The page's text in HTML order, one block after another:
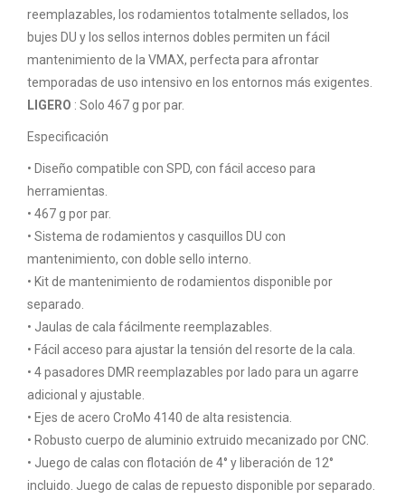
reemplazables, los rodamientos totalmente sellados, los
bujes DU y los sellos internos dobles permiten un fácil
mantenimiento de la VMAX, perfecta para afrontar
temporadas de uso intensivo en los entornos más exigentes.
LIGERO : Solo 467 g por par.
Especificación
• Diseño compatible con SPD, con fácil acceso para
herramientas.
• 467 g por par.
• Sistema de rodamientos y casquillos DU con
mantenimiento, con doble sello interno.
• Kit de mantenimiento de rodamientos disponible por
separado.
• Jaulas de cala fácilmente reemplazables.
• Fácil acceso para ajustar la tensión del resorte de la cala.
• 4 pasadores DMR reemplazables por lado para un agarre
adicional y ajustable.
• Ejes de acero CroMo 4140 de alta resistencia.
• Robusto cuerpo de aluminio extruido mecanizado por CNC.
• Juego de calas con flotación de 4° y liberación de 12°
incluido. Juego de calas de repuesto disponible por separado.